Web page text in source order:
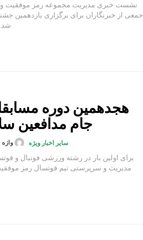
نشست خبری مدیریت مجموعه رمز موفقیت و
جمعی از خبرنگاران برای برگزاری یازدهمین
شد. به گزارش واژه پیام،...
هجدهمین دوره
جام مدافعین
سایر اخبار ویژه واژه
برای اولین بار در رشته ورزشی فوتبال و